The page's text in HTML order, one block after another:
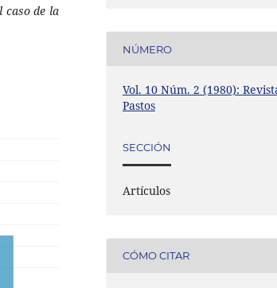
caso de la
NÚMERO
Vol. 10 Núm. 2 (1980):
Pastos
SECCIÓN
Artículos
CÓMO CITAR